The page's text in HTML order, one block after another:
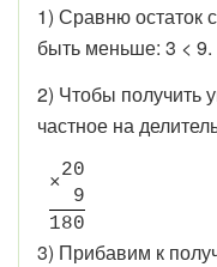
1) Сравню остаток
быть меньше: 3 < 9.
2) Чтобы получить
частное на
×
20
9
180
3) Прибавим к